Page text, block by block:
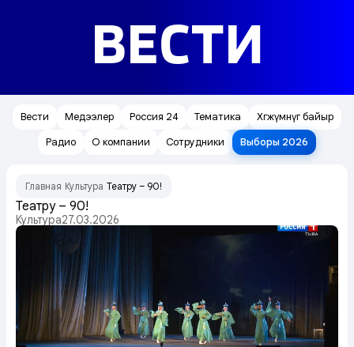
ВЕСТИ
Вести Медээлер Россия 24 Тематика
Хөгжүмнүг байыр
Радио
О компании Сотрудники Выборы 2026
Главная Культура Театру – 90!
Театру – 90!
Культура27.03.2026